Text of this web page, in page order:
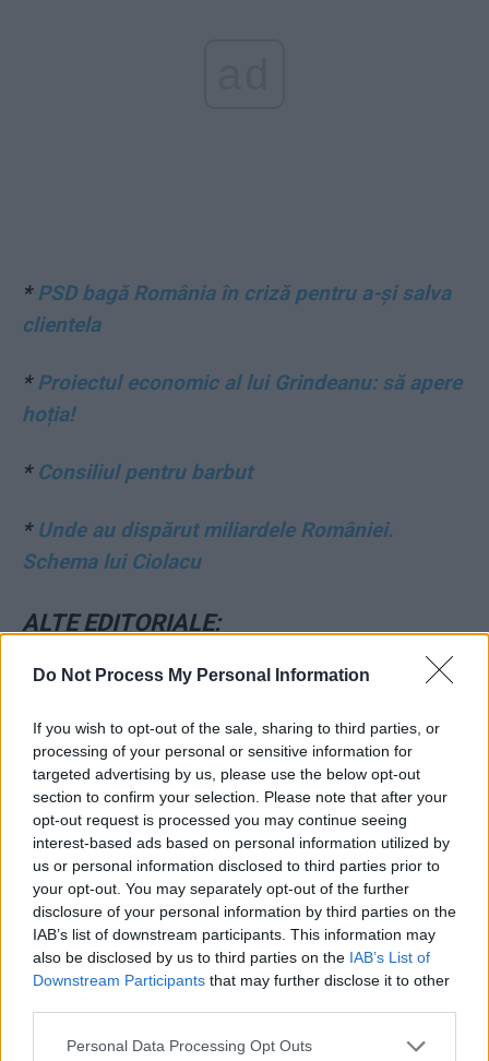
Do Not Process My Personal Information
If you wish to opt-out of the sale, sharing to third parties, or
processing of your personal or sensitive information for
targeted advertising by us, please use the below opt-out
section to confirm your selection. Please note that after your
opt-out request is processed you may continue seeing
interest-based ads based on personal information utilized by
us or personal information disclosed to third parties prior to
your opt-out. You may separately opt-out of the further
disclosure of your personal information by third parties on the
IAB’s list of downstream participants. This information may
also be disclosed by us to third parties on the IAB’s List of
Downstream Participants that may further disclose it to other
Personal Data Processing Opt Outs
*PSD bagă România în criză pentru a-și salva
clientela
*Proiectul economic al lui Grindeanu: să apere
hoția!
* Consiliul pentru barbut
* Unde au dispărut miliardele României.
Schema lui Ciolacu
ALTE EDITORIALE:
GRIGORE CARTIANU:Mineriada lui Nicușor
ADRIAN PAPAHAGI:O șansă ratată: Guvernul
Tomac
CRISTIAN GHINEA:Ticălos și pămpălău
CRISTIAN PĂUN:Porcăria de la Dumbrava –
opera Sistemului ticălos
CLAUDIU NĂSUI:Anti-reforma 300
BOGDAN GLĂVAN:
Investițiile și întrebările